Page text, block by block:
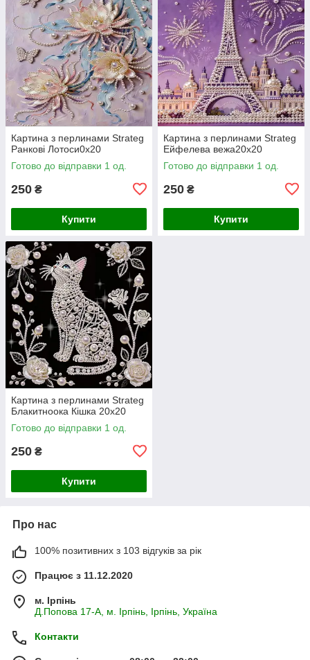
Картина з перлинами Strateg
Ранкові Лотоси0х20
Готово до відправки 1 од.
250 ₴
Купити
Картина з перлинами Strateg
Ейфелева вежа20х20
Готово до відправки 1 од.
250 ₴
Купити
Картина з перлинами Strateg
Блакитноока Кішка 20х20
Готово до відправки 1 од.
250 ₴
Купити
Про нас
100% позитивних з 103 відгуків за рік
Працює з 11.12.2020
м. Ірпінь
Д.Попова 17-А, м. Ірпінь, Ірпінь, Україна
Контакти